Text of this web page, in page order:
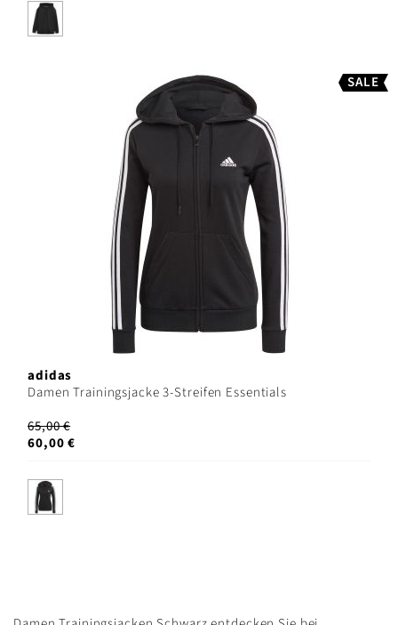
SALE
adidas
Damen Trainingsjacke 3-Streifen Essentials
65,00 €
60,00 €